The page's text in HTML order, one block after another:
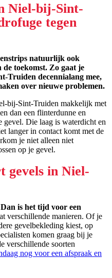
Niel-bij-Sint-
tegen
natuurlijk ook
de toekomst. Zo gaat je
Truiden decennialang mee,
over nieuwe problemen.
bij-Sint-Truiden makkelijk met
dan een flinterdunne en
gevel. Die laag is waterdicht en
langer in contact komt met de
je niet alleen niet
op je gevel.
gevels in Niel-
is het tijd voor een
verschillende manieren. Of je
gevelbekleding kiest, op
komen graag bij je
verschillende soorten
nog voor een afspraak en